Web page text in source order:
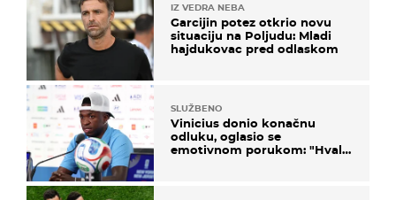
IZ VEDRA NEBA
Garcijin potez otkrio novu
situaciju na Poljudu: Mladi
hajdukovac pred odlaskom
SLUŽBENO
Vinicius donio konačnu
odluku, oglasio se
emotivnom porukom: "Hvala